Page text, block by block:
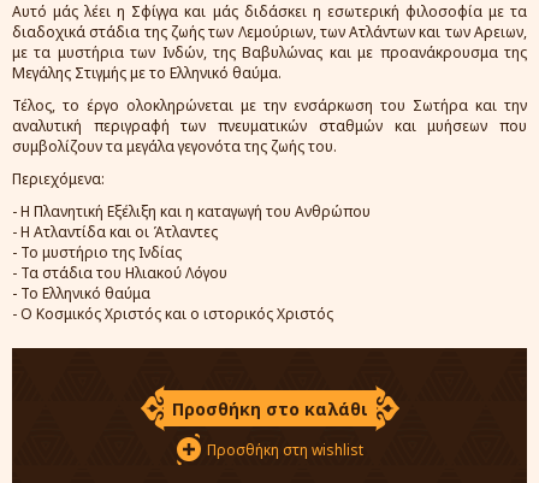
Αυτό μάς λέει η Σφίγγα και μάς διδάσκει η εσωτερική φιλοσοφία με τα
διαδοχικά στάδια της ζωής των Λεμούριων, των Ατλάντων και των Αρειων,
με τα μυστήρια των Ινδών, της Βαβυλώνας και με προανάκρουσμα της
Μεγάλης Στιγμής με το Ελληνικό θαύμα.
Τέλος, το έργο ολοκληρώνεται με την ενσάρκωση του Σωτήρα και την
αναλυτική περιγραφή των πνευματικών σταθμών και μυήσεων που
συμβολίζουν τα μεγάλα γεγονότα της ζωής του.
Περιεχόμενα:
- Η Πλανητική Εξέλιξη και η καταγωγή του Ανθρώπου
- Η Ατλαντίδα και οι Άτλαντες
- Το μυστήριο της Ινδίας
- Τα στάδια του Ηλιακού Λόγου
- Το Ελληνικό θαύμα
- Ο Κοσμικός Χριστός και ο ιστορικός Χριστός
Προσθήκη στο καλάθι
Προσθήκη στη wishlist